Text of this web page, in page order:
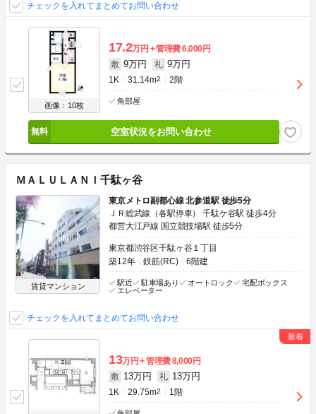
チェックを入れてまとめてお問い合わせ
画像：10枚
17.2万円 管理費6,000円
敷 9万円 礼 9万円
1K 31.14m2 2階
角部屋
空室状況をお問い合わせ
ＭＡＬＵＬＡＮＩ千駄ヶ谷
賃貸マンション
東京メトロ副都心線 北参道駅 徒歩5分
ＪＲ総武線（各駅停車） 千駄ケ谷駅 徒歩4分
都営大江戸線 国立競技場駅 徒歩5分
東京都渋谷区千駄ヶ谷１丁目
築12年
鉄筋(RC) 6階建
駅近 駐車場あり オートロック
宅配ボックス
エレベーター
チェックを入れてまとめてお問い合わせ
13万円 管理費8,000円
敷 13万円 礼 13万円
1K 29.75m2 1階